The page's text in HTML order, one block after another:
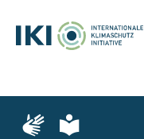
Hauptinhalt
springen
Suche
springen
Hauptnavigation
springen
Zur
Seite
Zur
Seite